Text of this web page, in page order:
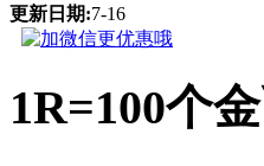
更新日期:7-16
1R=100个